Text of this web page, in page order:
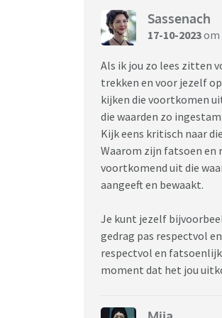
Sassenach
17-10-2023om
Als ik jou zo lees zitten
trekken en voor jezelf
kijken die voortkomen
die waarden zo
Kijk eens kritisch naar
Waarom zijn fatsoen en
voortkomend uit die
aangeeft en bewaakt.
Je kunt jezelf
gedrag pas respectvol
respectvol en
moment dat het jou